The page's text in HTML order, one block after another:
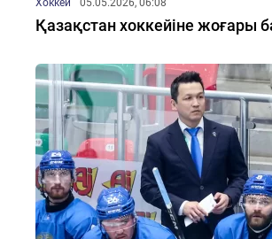
Хоккей 05.05.2026, 06:08
Қазақстан хоккейіне жоғары